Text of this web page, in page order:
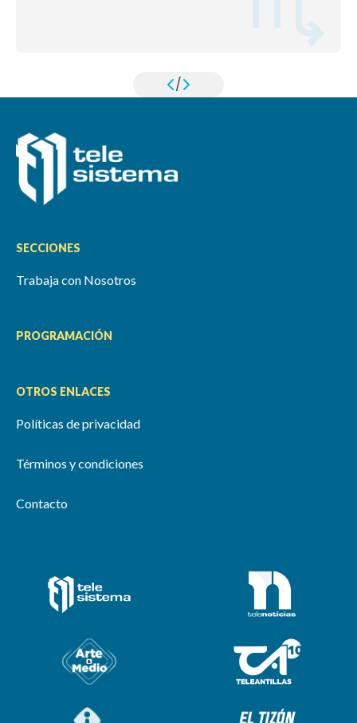
/
SECCIONES
Trabaja con Nosotros
PROGRAMACIÓN
OTROS ENLACES
Políticas de privacidad
Términos y condiciones
Contacto